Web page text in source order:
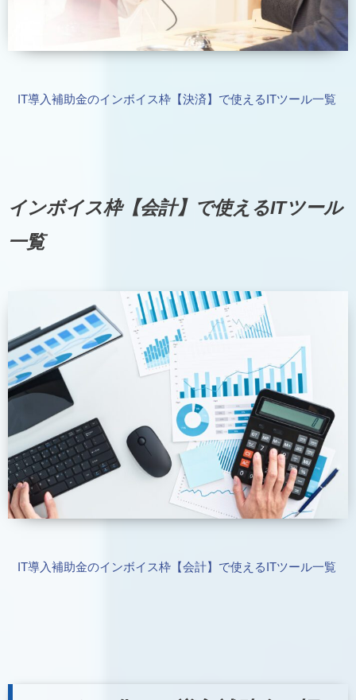
IT導入補助金のインボイス枠【決済】で使えるITツール一覧
インボイス枠【会計】で使えるITツール
一覧
IT導入補助金のインボイス枠【会計】で使えるITツール一覧